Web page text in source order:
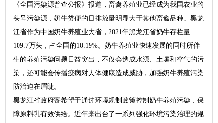
《全国污染源普查公报》报道，畜禽养殖业已经成为我国农业的
头号污染源，奶牛粪便的日排放量明显大于其他畜禽品种。黑龙
江省作为中国奶牛养殖业大省，2021年黑龙江省奶牛存栏量
109.7万头，占全国的10.19%。奶牛养殖业快速发展的同时所伴
生的养殖污染问题日益突出，不仅会造成水源、土壤和空气的污
染，还可能会传播疫病对人体健康造成威胁，加强奶牛养殖污染
防治迫在眉睫。
黑龙江省政府寄希望于通过环境规制政策控制奶牛养殖污染，保
障原料乳有效供给。近年来出台了一系列强化环境污染治理的规